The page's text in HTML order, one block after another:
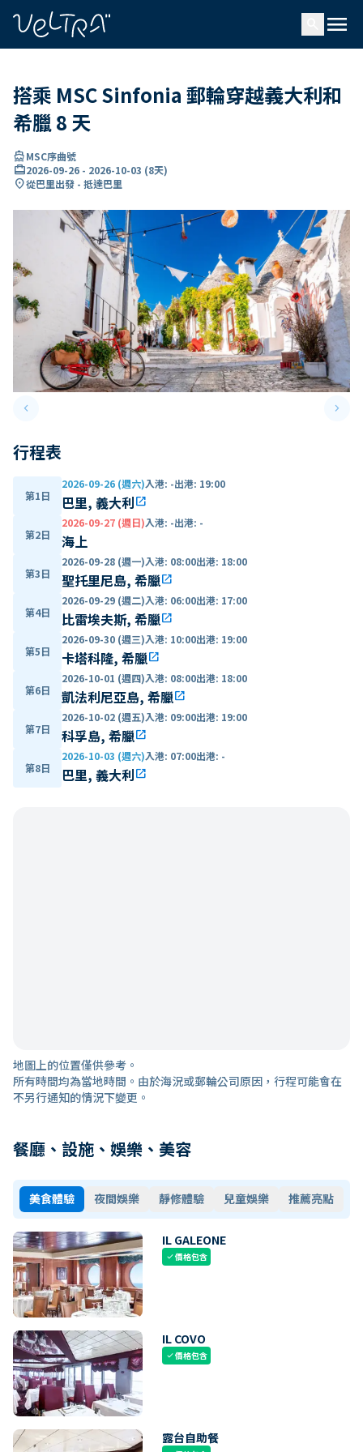
menu
搭乘 MSC Sinfonia 郵輪穿越義大利和
希臘 8 天
directions_boatMSC序曲號
card_travel2026-09-26 - 2026-10-03 (8天)
location_on從巴里出發 - 抵達巴里
keyboard_arrow_leftPrevious slide keyboard_arrow_right
行程表
第1日
2026-09-26 (週六)入港: -出港: 19:00
巴里, 義大利open_in_new
第2日
2026-09-27 (週日)入港: -出港: -
海上
第3日
2026-09-28 (週一)入港: 08:00出港: 18:00
聖托里尼島, 希臘open_in_new
第4日
2026-09-29 (週二)入港: 06:00出港: 17:00
比雷埃夫斯, 希臘open_in_new
第5日
2026-09-30 (週三)入港: 10:00出港: 19:00
卡塔科隆, 希臘open_in_new
第6日
2026-10-01 (週四)入港: 08:00出港: 18:00
凱法利尼亞島, 希臘open_in_new
第7日
2026-10-02 (週五)入港: 09:00出港: 19:00
科孚島, 希臘open_in_new
第8日
2026-10-03 (週六)入港: 07:00出港: -
巴里, 義大利open_in_new
地圖上的位置僅供參考。
所有時間均為當地時間。由於海況或郵輪公司原因，行程可能會在
不另行通知的情況下變更。
餐廳、設施、娛樂、美容
美食體驗 夜間娛樂 靜修體驗 兒童娛樂 推薦亮點
IL GALEONE
check價格包含
IL COVO
check價格包含
露台自助餐